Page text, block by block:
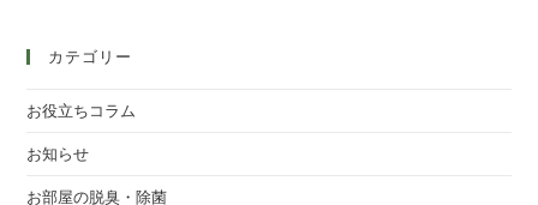
カテゴリー
お役立ちコラム
お知らせ
お部屋の脱臭・除菌